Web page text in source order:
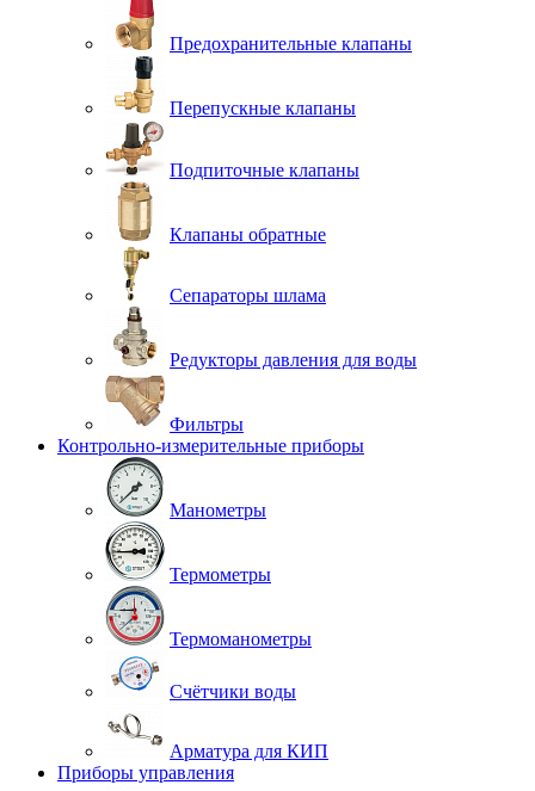
Предохранительные клапаны
Перепускные клапаны
Подпиточные клапаны
Клапаны обратные
Сепараторы шлама
Редукторы давления для воды
Фильтры
Контрольно-измерительные приборы
Манометры
Термометры
Термоманометры
Счётчики воды
Арматура для КИП
Приборы управления